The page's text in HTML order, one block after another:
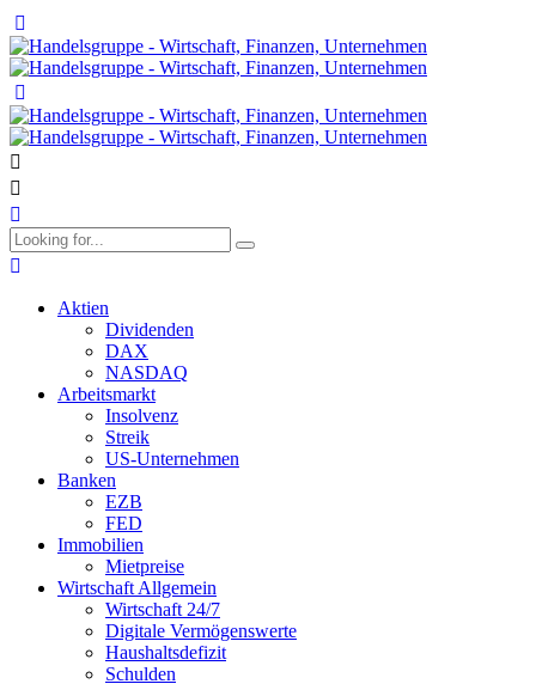
Aktien
Dividenden
DAX
NASDAQ
Arbeitsmarkt
Insolvenz
Streik
US-Unternehmen
Banken
EZB
FED
Immobilien
Mietpreise
Wirtschaft Allgemein
Wirtschaft 24/7
Digitale Vermögenswerte
Haushaltsdefizit
Schulden